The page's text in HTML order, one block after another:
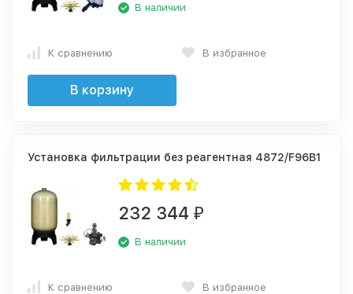
В наличии
К сравнению В избранное
В корзину
Установка фильтрации без реагентная 4872/F96B1
232 344 ₽
В наличии
К сравнению В избранное